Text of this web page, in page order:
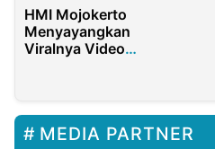
HMI Mojokerto
Menyayangkan
Viralnya Video
MEDIA PARTNER